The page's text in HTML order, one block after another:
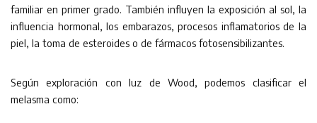
familiar en primer grado. También influyen la exposición al sol, la
influencia hormonal, los embarazos, procesos inflamatorios de la
piel, la toma de esteroides o de fármacos fotosensibilizantes.
Según exploración con luz de Wood, podemos clasificar el
melasma como: